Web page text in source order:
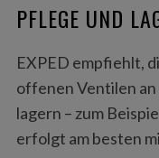
PFLEGE UND
EXPED empfiehlt,
offenen Ventilen
lagern – zum
erfolgt am besten